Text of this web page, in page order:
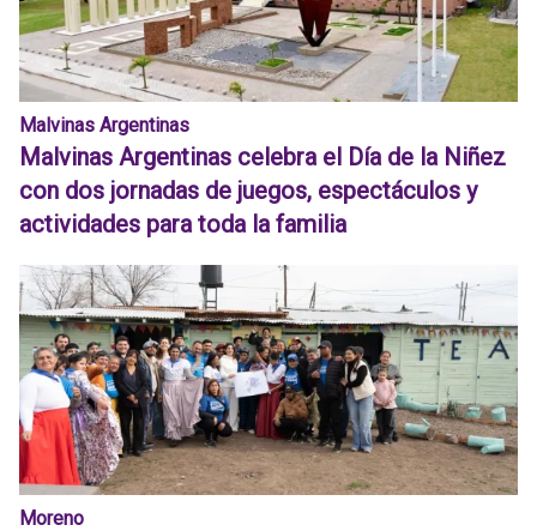
Malvinas Argentinas
Malvinas Argentinas celebra el Día de la Niñez
con dos jornadas de juegos, espectáculos y
actividades para toda la familia
Moreno